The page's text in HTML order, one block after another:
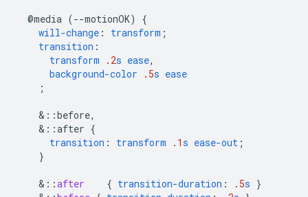
@media (--motionOK)
{
will-change : transform ;
transition :
transform
.2s ease,
background-color
.5s ease
;
& ::before,
& ::after {
transition : transform .1s ease-out ;
}
& ::after { transition-duration : .5s }